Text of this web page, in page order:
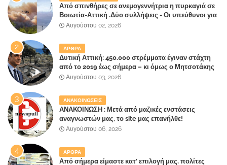
Από σπινθήρες σε ανεμογεννήτρια η πυρκαγιά σε
Βοιωτία-Αττική .Δύο συλλήψεις - Οι υπεύθυνοι για
την λάθος διαχείριση της κατάσβεσης θα
Αυγούστου 02, 2026
ΑΡΘΡΑ
Δυτική Αττική: 450.000 στρέμματα έγιναν στάχτη
από το 2019 έως σήμερα – κι όμως ο Μητσοτάκης
έλαβε 40% και 45% στις εκλογές του 2023,ενώ 50%
Αυγούστου 03, 2026
ΑΝΑΚΟΙΝΩΣΕΙΣ
ΑΝΑΚΟΙΝΩΣΗ : Μετά από μαζικές ενστάσεις
αναγνωστών μας, το site μας επανήλθε!
Αυγούστου 06, 2026
ΑΡΘΡΑ
Από σήμερα είμαστε κατ' επιλογή μας, πολίτες